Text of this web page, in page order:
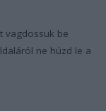
vagdossuk be
ne húzd le a